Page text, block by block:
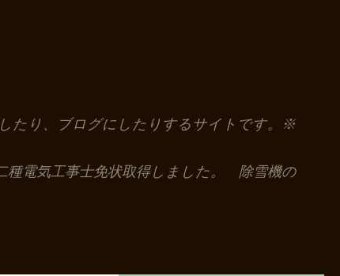
たり、ブログにしたりするサイトです。※
電気工事士免状取得しました。 除雪機の